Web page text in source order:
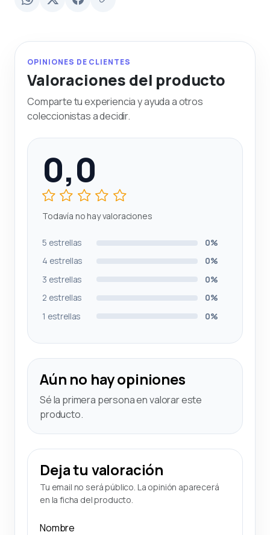
OPINIONES DE CLIENTES
Valoraciones del producto
Comparte tu experiencia y ayuda a otros
coleccionistas a decidir.
0,0
Todavía no hay valoraciones
5 estrellas
0%
4 estrellas
0%
3 estrellas
0%
2 estrellas
0%
1 estrellas
0%
Aún no hay opiniones
Sé la primera persona en valorar este
producto.
Deja tu valoración
Tu email no será público. La opinión aparecerá
en la ficha del producto.
Nombre